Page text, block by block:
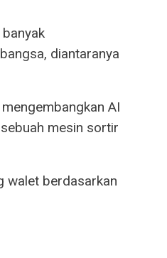
diantaranya
AI
mesin sortir
walet berdasarkan